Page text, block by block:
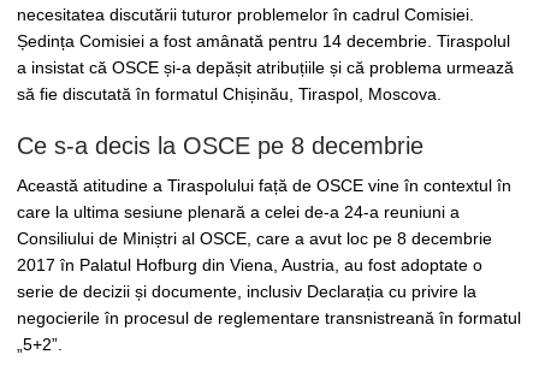
necesitatea discutării tuturor problemelor în cadrul Comisiei.
Ședința Comisiei a fost amânată pentru 14 decembrie. Tiraspolul
a insistat că OSCE și-a depășit atribuțiile și că problema urmează
să fie discutată în formatul Chișinău, Tiraspol, Moscova.
Ce s-a decis la OSCE pe 8 decembrie
Această atitudine a Tiraspolului față de OSCE vine în contextul în
care la ultima sesiune plenară a celei de-a 24-a reuniuni a
Consiliului de Miniștri al OSCE, care a avut loc pe 8 decembrie
2017 în Palatul Hofburg din Viena, Austria, au fost adoptate o
serie de decizii și documente, inclusiv Declarația cu privire la
negocierile în procesul de reglementare transnistreană în formatul
„5+2”.